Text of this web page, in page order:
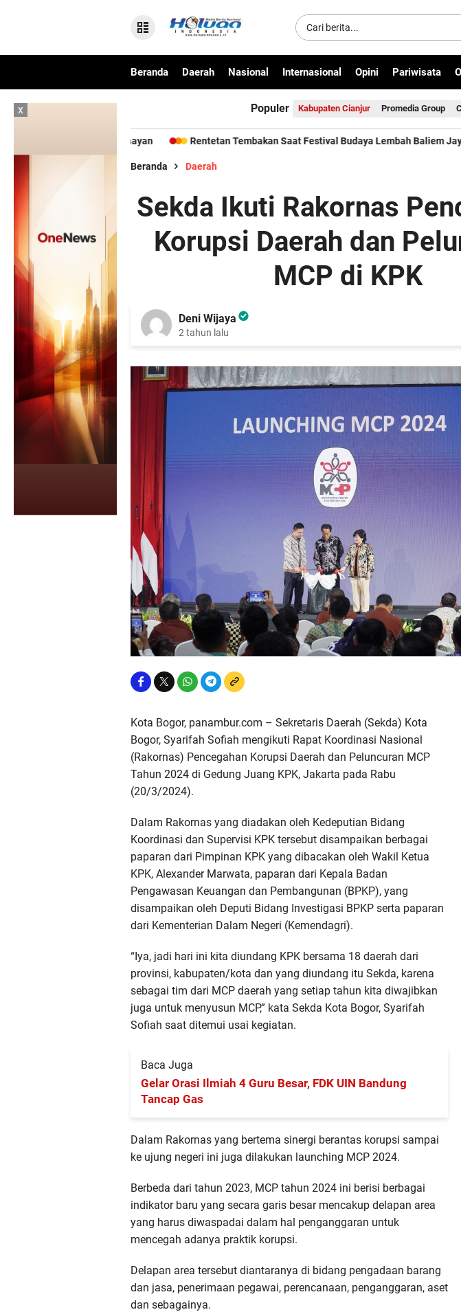
Beranda Daerah Nasional Internasional Opini Pariwisata
Populer Kabupaten Cianjur Promedia Group
Rentetan Tembakan Saat Festival Budaya Lembah Baliem Jayawijaya, Dua
Beranda Daerah
Sekda Ikuti Rakornas
Korupsi Daerah dan
MCP di KPK
Deni Wijaya
2 tahun lalu
Kota Bogor, panambur.com – Sekretaris Daerah (Sekda) Kota
Bogor, Syarifah Sofiah mengikuti Rapat Koordinasi Nasional
(Rakornas) Pencegahan Korupsi Daerah dan Peluncuran MCP
Tahun 2024 di Gedung Juang KPK, Jakarta pada Rabu
(20/3/2024).
Dalam Rakornas yang diadakan oleh Kedeputian Bidang
Koordinasi dan Supervisi KPK tersebut disampaikan berbagai
paparan dari Pimpinan KPK yang dibacakan oleh Wakil Ketua
KPK, Alexander Marwata, paparan dari Kepala Badan
Pengawasan Keuangan dan Pembangunan (BPKP), yang
disampaikan oleh Deputi Bidang Investigasi BPKP serta paparan
dari Kementerian Dalam Negeri (Kemendagri).
“Iya, jadi hari ini kita diundang KPK bersama 18 daerah dari
provinsi, kabupaten/kota dan yang diundang itu Sekda, karena
sebagai tim dari MCP daerah yang setiap tahun kita diwajibkan
juga untuk menyusun MCP,” kata Sekda Kota Bogor, Syarifah
Sofiah saat ditemui usai kegiatan.
Baca Juga
Gelar Orasi Ilmiah 4 Guru Besar, FDK UIN Bandung
Tancap Gas
Dalam Rakornas yang bertema sinergi berantas korupsi sampai
ke ujung negeri ini juga dilakukan launching MCP 2024.
Berbeda dari tahun 2023, MCP tahun 2024 ini berisi berbagai
indikator baru yang secara garis besar mencakup delapan area
yang harus diwaspadai dalam hal penganggaran untuk
mencegah adanya praktik korupsi.
Delapan area tersebut diantaranya di bidang pengadaan barang
dan jasa, penerimaan pegawai, perencanaan, penganggaran, aset
dan sebagainya.
x